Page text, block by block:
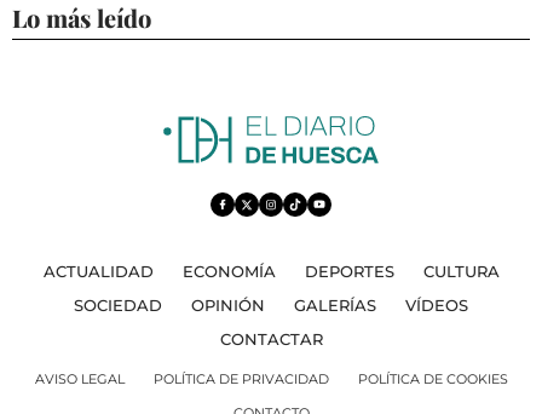
Lo más leído
ACTUALIDAD ECONOMÍA DEPORTES
CULTURA
SOCIEDAD
OPINIÓN GALERÍAS
VÍDEOS
CONTACTAR
AVISO LEGAL POLÍTICA DE PRIVACIDAD
POLÍTICA DE COOKIES